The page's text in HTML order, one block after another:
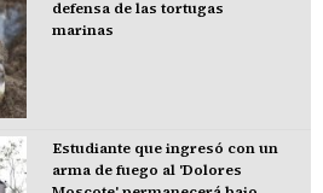
defensa de las tortugas
marinas
Estudiante que ingresó con un
arma de fuego al 'Dolores